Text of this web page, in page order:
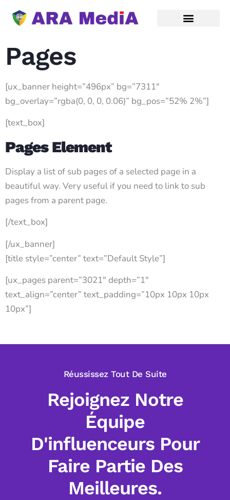
Pages
[ux_banner height=”496px” bg=”7311″
bg_overlay=”rgba(0, 0, 0, 0.06)” bg_pos=”52% 2%”]
[text_box]
Pages Element
Display a list of sub pages of a selected page in a
beautiful way. Very useful if you need to link to sub
pages from a parent page.
[/text_box]
[/ux_banner]
[title style=”center” text=”Default Style”]
[ux_pages parent=”3021″ depth=”1″
text_align=”center” text_padding=”10px 10px 10px
10px”]
Réussissez Tout De Suite
Rejoignez Notre
Équipe
D'influenceurs Pour
Faire Partie Des
Meilleures.